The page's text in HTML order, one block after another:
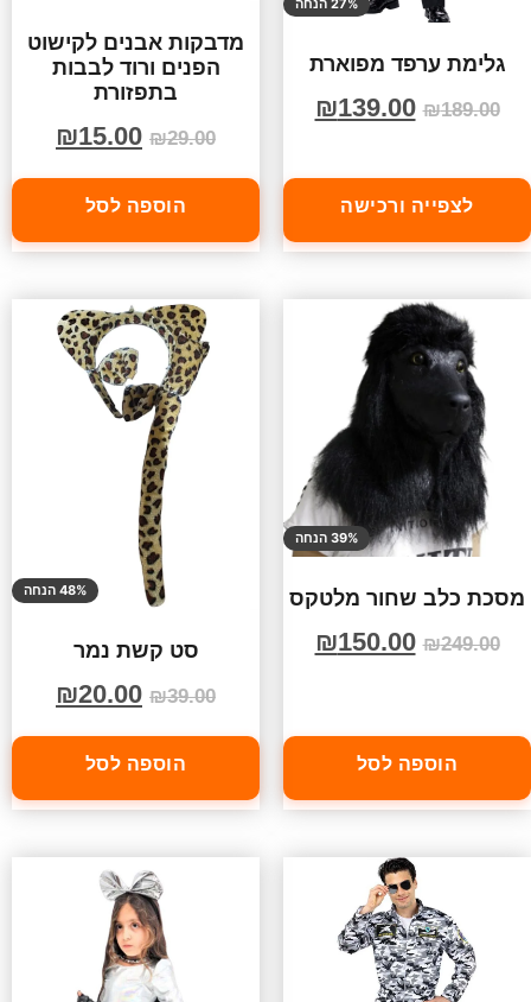
גלימת ערפד מפוארת
₪189.00
₪139.00
לצפייה ורכישה
מדבקות אבנים לקישוט
הפנים ורוד לבבות
בתפזורת
₪29.00
₪15.00
הוספה לסל
39% הנחה
מסכת כלב שחור מלטקס
₪249.00
₪150.00
הוספה לסל
48% הנחה
סט קשת נמר
₪39.00
₪20.00
הוספה לסל